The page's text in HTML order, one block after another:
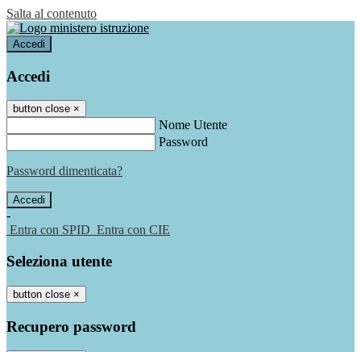
Salta al contenuto
Accedi
Accedi
button close ×
Nome Utente
Password
Password dimenticata?
-
Entra con SPID Entra con CIE
Seleziona utente
button close ×
Recupero password